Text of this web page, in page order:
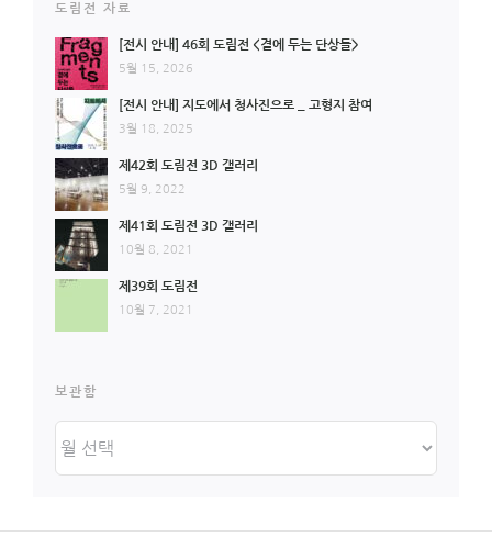
도림전 자료
[전시 안내] 46회 도림전 <곁에 두는 단상들>
5월 15, 2026
[전시 안내] 지도에서 청사진으로 _ 고형지 참여
3월 18, 2025
제42회 도림전 3D 갤러리
5월 9, 2022
제41회 도림전 3D 갤러리
10월 8, 2021
제39회 도림전
10월 7, 2021
보관함
관